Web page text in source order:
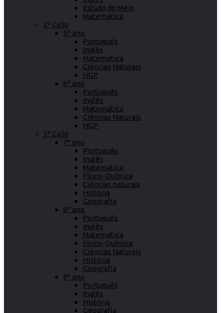
Estudo do Meio
Matemática
2º Ciclo
5º ano
Português
Inglês
Matemática
Ciências Naturais
HGP
6º ano
Português
Inglês
Matemática
Ciências Naturais
HGP
3º Ciclo
7º ano
Português
Inglês
Matemática
Físico-Química
Ciências naturais
História
Geografia
8º ano
Português
Inglês
Matemática
Físico-Química
Ciências Naturais
História
Geografia
9º ano
Português
Inglês
História
Geografia